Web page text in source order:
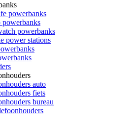
powerbanks
powerbanks
powerbanks
power stations
auto
fiets
bureau